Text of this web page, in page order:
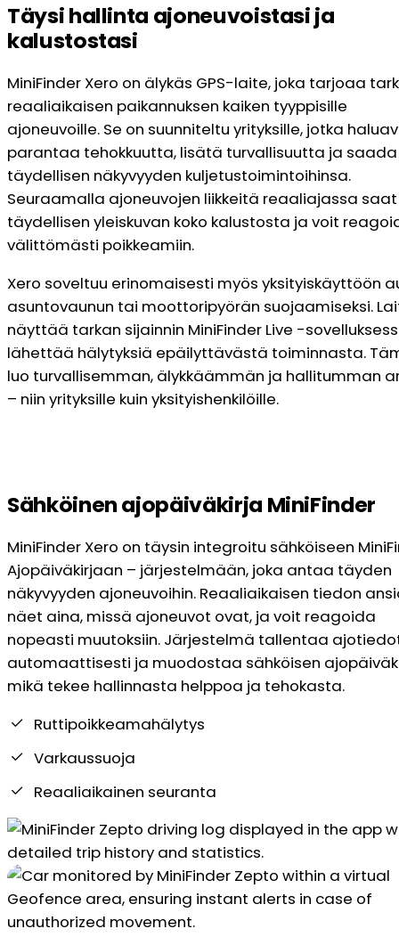
Täysi hallinta ajoneuvoistasi ja
kalustostasi
MiniFinder Xero on älykäs GPS-laite, joka tarjoaa
reaaliaikaisen paikannuksen kaiken tyyppisille
ajoneuvoille. Se on suunniteltu yrityksille, jotka
parantaa tehokkuutta, lisätä turvallisuutta ja saada
täydellisen näkyvyyden kuljetustoimintoihinsa.
Seuraamalla ajoneuvojen liikkeitä reaaliajassa saat
täydellisen yleiskuvan koko kalustosta ja voit
välittömästi poikkeamiin.
Xero soveltuu erinomaisesti myös yksityiskäyttöön
asuntovaunun tai moottoripyörän suojaamiseksi.
näyttää tarkan sijainnin MiniFinder Live -
lähettää hälytyksiä epäilyttävästä toiminnasta.
luo turvallisemman, älykkäämmän ja hallitumman
– niin yrityksille kuin yksityishenkilöille.
Sähköinen ajopäiväkirja MiniFinder
MiniFinder Xero on täysin integroitu sähköiseen
Ajopäiväkirjaan – järjestelmään, joka antaa täyden
näkyvyyden ajoneuvoihin. Reaaliaikaisen tiedon
näet aina, missä ajoneuvot ovat, ja voit reagoida
nopeasti muutoksiin. Järjestelmä tallentaa
automaattisesti ja muodostaa sähköisen
mikä tekee hallinnasta helppoa ja tehokasta.
Ruttipoikkeamahälytys
Varkaussuoja
Reaaliaikainen seuranta